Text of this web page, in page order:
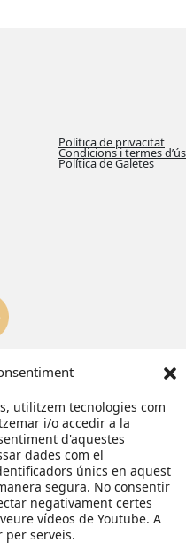
utilitzem tecnologies com
i/o accedir a la
d'aquestes
dades com el
únics en aquest
segura. No consentir
negativament certes
vídeos de Youtube. A
per serveis.
Política de privacitat
Condicions i termes d’ús
Política de Galetes
Il·lustradora:
Eva Palomar
Web feta per